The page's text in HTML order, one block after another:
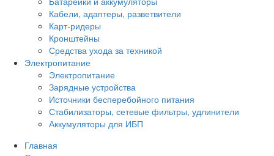
Кабели, адаптеры, разветвители
Карт-ридеры
Кронштейны
Средства ухода за техникой
Электропитание
Электропитание
Зарядные устройства
Источники бесперебойного питания
Стабилизаторы, сетевые фильтры, удлинители
Аккумуляторы для ИБП
Главная